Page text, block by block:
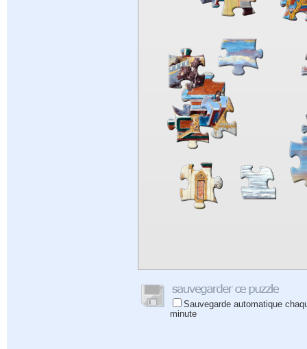
Sauvegarde automatique
minute